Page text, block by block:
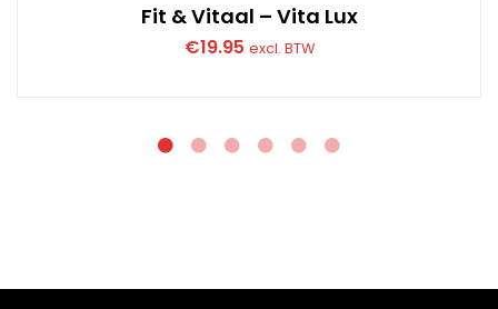
Fit & Vitaal – Vita Lux
€19.95 excl. BTW